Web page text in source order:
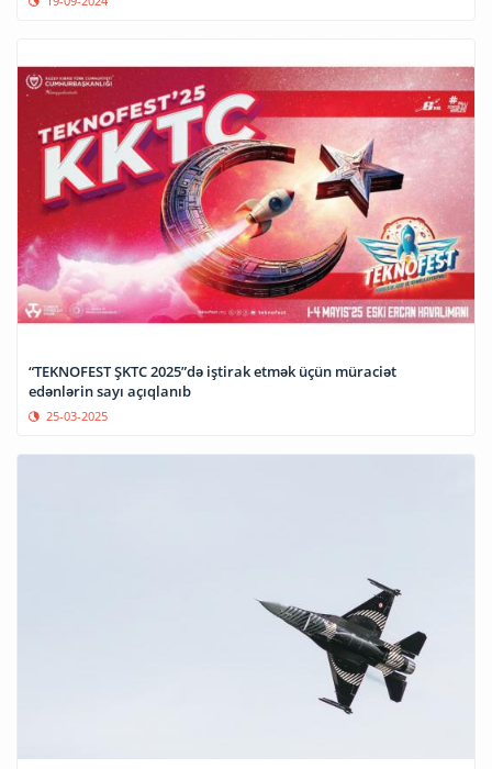
“TEKNOFEST ŞKTC 2025”də iştirak etmək üçün müraciət
edənlərin sayı açıqlanıb
25-03-2025